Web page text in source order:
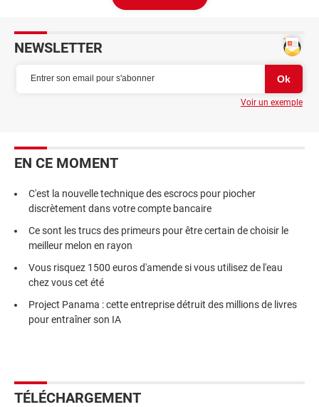
NEWSLETTER
Voir un exemple
EN CE MOMENT
C'est la nouvelle technique des escrocs pour piocher
discrètement dans votre compte bancaire
Ce sont les trucs des primeurs pour être certain de choisir le
meilleur melon en rayon
Vous risquez 1500 euros d'amende si vous utilisez de l'eau
chez vous cet été
Project Panama : cette entreprise détruit des millions de livres
pour entraîner son IA
TÉLÉCHARGEMENT